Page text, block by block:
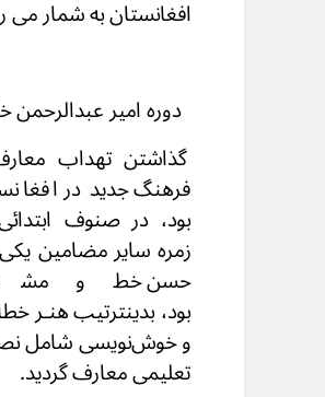
افغانستان به شمار می
دوره امیر عبدالرحمن
گذاشتن تهداب
فرهنگ جدید در
بود، در صنوف
زمره سایر مضامین
حسن خط و
بود،بدینترتیب هنـر
و خوش‌نویسی شامل
تعلیمی معارف گردید.